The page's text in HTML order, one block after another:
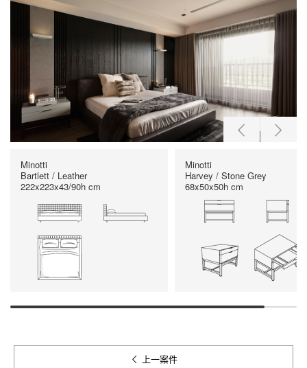
Minotti
Bartlett / Leather
222x223x43/90h cm
Minotti
Harvey / Stone Grey
68x50x50h cm
上一案件